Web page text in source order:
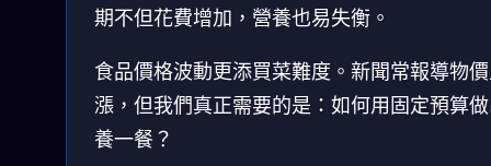
期不但花費增加，營養也易失衡。
食品價格波動更添買菜難度。新聞常報導物
漲，但我們真正需要的是：如何用固定預算
養一餐？